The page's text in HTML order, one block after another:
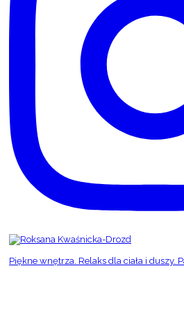
Piękne wnętrza. Relaks dla ciała i duszy.